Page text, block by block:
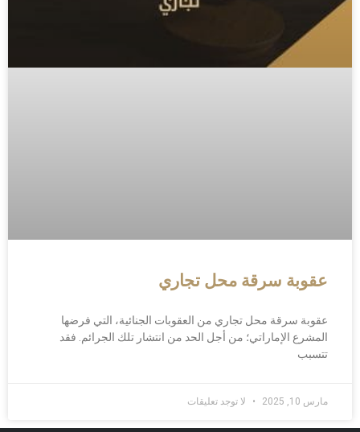
عقوبة سرقة محل تجاري
عقوبة سرقة محل تجاري من العقوبات الجنائية، التي فرضها
المشرع الإماراتي؛ من أجل الحد من انتشار تلك الجرائم. فقد
تتسبب
مارس 10, 2025 لا توجد تعليقات